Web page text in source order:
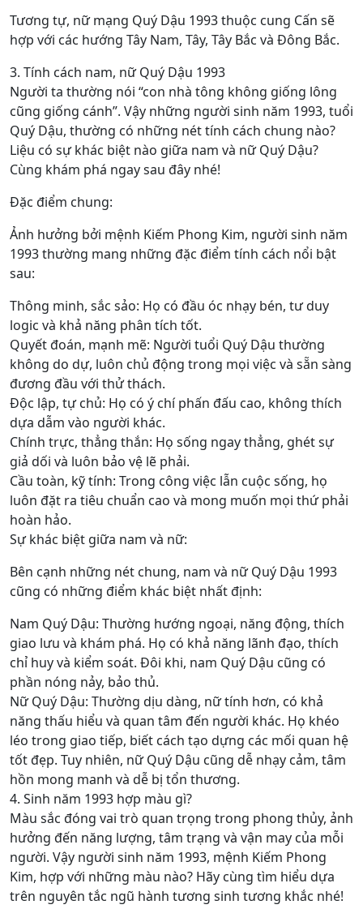
Tương tự, nữ mạng Quý Dậu 1993 thuộc cung Cấn sẽ
hợp với các hướng Tây Nam, Tây, Tây Bắc và Đông Bắc.
3. Tính cách nam, nữ Quý Dậu 1993
Người ta thường nói “con nhà tông không giống lông
cũng giống cánh”. Vậy những người sinh năm 1993, tuổi
Quý Dậu, thường có những nét tính cách chung nào?
Liệu có sự khác biệt nào giữa nam và nữ Quý Dậu?
Cùng khám phá ngay sau đây nhé!
Đặc điểm chung:
Ảnh hưởng bởi mệnh Kiếm Phong Kim, người sinh năm
1993 thường mang những đặc điểm tính cách nổi bật
sau:
Thông minh, sắc sảo: Họ có đầu óc nhạy bén, tư duy
logic và khả năng phân tích tốt.
Quyết đoán, mạnh mẽ: Người tuổi Quý Dậu thường
không do dự, luôn chủ động trong mọi việc và sẵn sàng
đương đầu với thử thách.
Độc lập, tự chủ: Họ có ý chí phấn đấu cao, không thích
dựa dẫm vào người khác.
Chính trực, thẳng thắn: Họ sống ngay thẳng, ghét sự
giả dối và luôn bảo vệ lẽ phải.
Cầu toàn, kỹ tính: Trong công việc lẫn cuộc sống, họ
luôn đặt ra tiêu chuẩn cao và mong muốn mọi thứ phải
hoàn hảo.
Sự khác biệt giữa nam và nữ:
Bên cạnh những nét chung, nam và nữ Quý Dậu 1993
cũng có những điểm khác biệt nhất định:
Nam Quý Dậu: Thường hướng ngoại, năng động, thích
giao lưu và khám phá. Họ có khả năng lãnh đạo, thích
chỉ huy và kiểm soát. Đôi khi, nam Quý Dậu cũng có
phần nóng nảy, bảo thủ.
Nữ Quý Dậu: Thường dịu dàng, nữ tính hơn, có khả
năng thấu hiểu và quan tâm đến người khác. Họ khéo
léo trong giao tiếp, biết cách tạo dựng các mối quan hệ
tốt đẹp. Tuy nhiên, nữ Quý Dậu cũng dễ nhạy cảm, tâm
hồn mong manh và dễ bị tổn thương.
4. Sinh năm 1993 hợp màu gì?
Màu sắc đóng vai trò quan trọng trong phong thủy, ảnh
hưởng đến năng lượng, tâm trạng và vận may của mỗi
người. Vậy người sinh năm 1993, mệnh Kiếm Phong
Kim, hợp với những màu nào? Hãy cùng tìm hiểu dựa
trên nguyên tắc ngũ hành tương sinh tương khắc nhé!